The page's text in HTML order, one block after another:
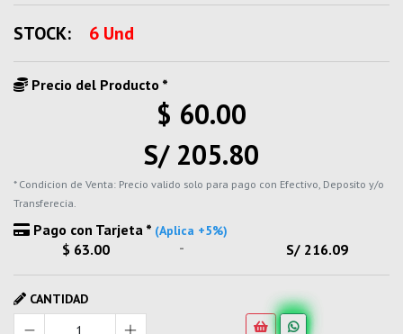
STOCK: 6 Und
Precio del Producto *
$ 60.00
S/ 205.80
* Condicion de Venta: Precio valido solo para pago con Efectivo, Deposito y/o
Transferecia.
Pago con Tarjeta * (Aplica +5%)
$ 63.00 - S/ 216.09
CANTIDAD